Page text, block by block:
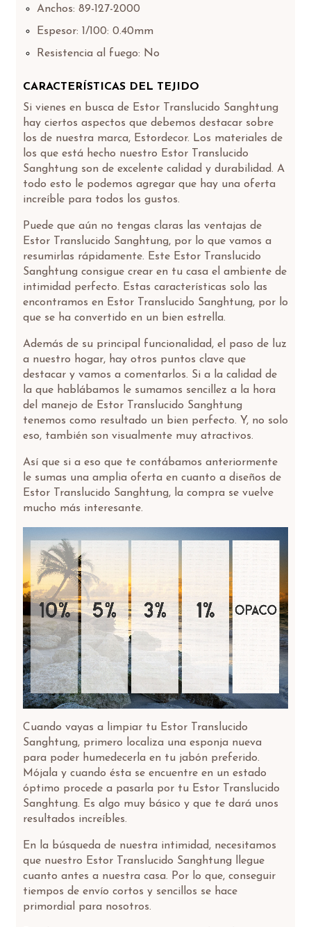
Anchos: 89-127-2000
Espesor: 1/100: 0.40mm
Resistencia al fuego: No
CARACTERÍSTICAS DEL TEJIDO
Si vienes en busca de Estor Translucido Sanghtung
hay ciertos aspectos que debemos destacar sobre
los de nuestra marca, Estordecor. Los materiales de
los que está hecho nuestro Estor Translucido
Sanghtung son de excelente calidad y durabilidad. A
todo esto le podemos agregar que hay una oferta
increíble para todos los gustos.
Puede que aún no tengas claras las ventajas de
Estor Translucido Sanghtung, por lo que vamos a
resumirlas rápidamente. Este Estor Translucido
Sanghtung consigue crear en tu casa el ambiente de
intimidad perfecto. Estas características solo las
encontramos en Estor Translucido Sanghtung, por lo
que se ha convertido en un bien estrella.
Además de su principal funcionalidad, el paso de luz
a nuestro hogar, hay otros puntos clave que
destacar y vamos a comentarlos. Si a la calidad de
la que hablábamos le sumamos sencillez a la hora
del manejo de Estor Translucido Sanghtung
tenemos como resultado un bien perfecto. Y, no solo
eso, también son visualmente muy atractivos.
Así que si a eso que te contábamos anteriormente
le sumas una amplia oferta en cuanto a diseños de
Estor Translucido Sanghtung, la compra se vuelve
mucho más interesante.
Cuando vayas a limpiar tu Estor Translucido
Sanghtung, primero localiza una esponja nueva
para poder humedecerla en tu jabón preferido.
Mójala y cuando ésta se encuentre en un estado
óptimo procede a pasarla por tu Estor Translucido
Sanghtung. Es algo muy básico y que te dará unos
resultados increíbles.
En la búsqueda de nuestra intimidad, necesitamos
que nuestro Estor Translucido Sanghtung llegue
cuanto antes a nuestra casa. Por lo que, conseguir
tiempos de envío cortos y sencillos se hace
primordial para nosotros.